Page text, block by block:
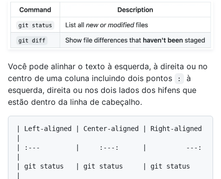
Você pode alinhar o texto à esquerda, à direita ou no
centro de uma coluna incluindo dois pontos
:
à
esquerda, direita ou nos dois lados dos hifens que
estão dentro da linha de cabeçalho.
| Left-aligned | Center-aligned | Right-aligned
| :---         |     :---:      |          ---:
| git status   | git status     | git status